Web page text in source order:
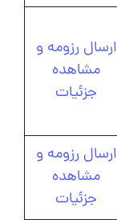
ارسال رزومه و
مشاهده
جزئیات
ارسال رزومه و
مشاهده
جزئیات